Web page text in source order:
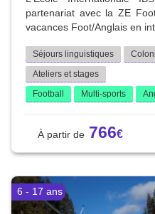
partenariat avec la ZE
vacances Foot/Anglais en
Séjours linguistiques
Ateliers et stages
Football
Multi-sports
766
6 - 17 ans